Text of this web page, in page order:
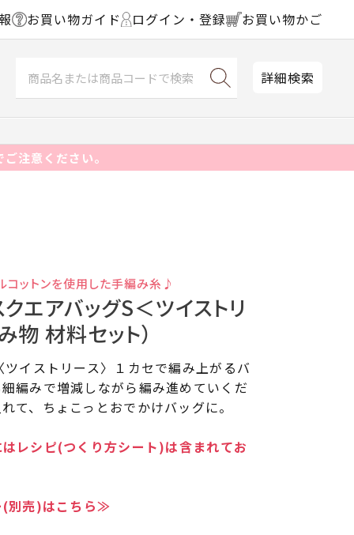
お買い物ガイド ログイン・登録 お買い物かご
詳細検索
注意ください。
コットンを使用した手編み糸♪
クエアバッグS＜ツイストリ
物 材料セット）
イストリース〉１カセで編み上がるバ
編みで増減しながら編み進めていくだ
て、ちょこっとおでかけバッグに。
レシピ(つくり方シート)は含まれてお
(別売)はこちら≫